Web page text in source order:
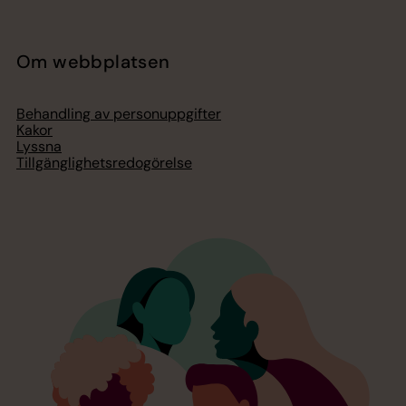
Om webbplatsen
Behandling av personuppgifter
Kakor
Lyssna
Tillgänglighetsredogörelse